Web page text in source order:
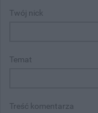
Twój nick
Temat
Treść komentarza